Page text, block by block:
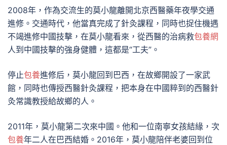
2008年，作為交流生的莫小龍離開北京西醫藥年夜學交通
進修。交通時代，他當真完成了針灸課程，同時也捉住機遇
不竭進修中國技擊，在莫小龍看來，從西醫的治病救包養網
人到中國技擊的強身健體，這都是“工夫”。
停止包養進修后，莫小龍回到巴西，在故鄉開設了一家武
館，同時也傳授西醫針灸課程，把本身在中國粹到的西醫針
灸常識教授給故鄉的人。
2011年，莫小龍第二次來中國。他和一位南寧女孩結緣，次
包養年二人在巴西結婚。2016年，莫小龍陪伴老婆回到位